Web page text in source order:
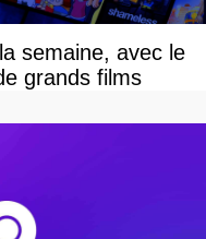
semaine, avec le
grands films